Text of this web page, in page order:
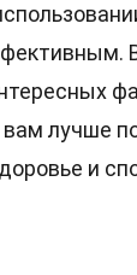
лучше
и